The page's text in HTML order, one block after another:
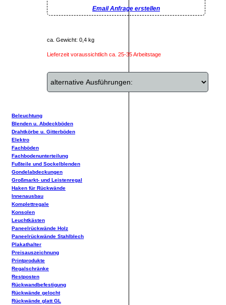
Email Anfrage erstellen
ca. Gewicht: 0,4 kg
Lieferzeit voraussichtlich ca. 25-35 Arbeitstage
Beleuchtung
Blenden u. Abdeckböden
Drahtkörbe u. Gitterböden
Elektro
Fachböden
Fachbodenunterteilung
Fußteile und Sockelblenden
Gondelabdeckungen
Großmarkt- und Leistenregal
Haken für Rückwände
Innenausbau
Komplettregale
Konsolen
Leuchtkästen
Paneelrückwände Holz
Paneelrückwände Stahlblech
Plakathalter
Preisauszeichnung
Printprodukte
Regalschränke
Restposten
Rückwandbefestigung
Rückwände gelocht
Rückwände glatt GL